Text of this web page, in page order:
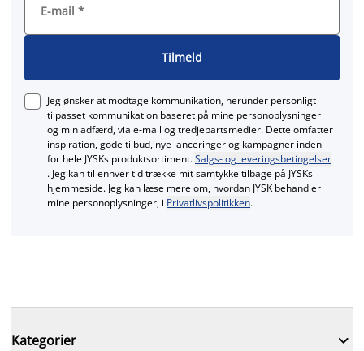
E-mail *
Tilmeld
Jeg ønsker at modtage kommunikation, herunder personligt
tilpasset kommunikation baseret på mine personoplysninger
og min adfærd, via e‑mail og tredjepartsmedier. Dette omfatter
inspiration, gode tilbud, nye lanceringer og kampagner inden
for hele JYSKs produktsortiment.Salgs- og leveringsbetingelser
. Jeg kan til enhver tid trække mit samtykke tilbage på JYSKs
hjemmeside. Jeg kan læse mere om, hvordan JYSK behandler
mine personoplysninger, i Privatlivspolitikken.
Kategorier 